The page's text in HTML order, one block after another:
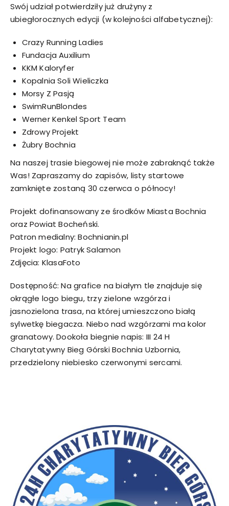
Swój udział potwierdziły już drużyny z
ubiegłorocznych edycji (w kolejności alfabetycznej):
Crazy Running Ladies
Fundacja Auxilium
KKM Kaloryfer
Kopalnia Soli Wieliczka
Morsy Z Pasją
SwimRunBlondes
Werner Kenkel Sport Team
Zdrowy Projekt
Żubry Bochnia
Na naszej trasie biegowej nie może zabraknąć także
Was! Zapraszamy do zapisów, listy startowe
zamknięte zostaną 30 czerwca o północy!
Projekt dofinansowany ze środków Miasta Bochnia
oraz Powiat Bocheński.
Patron medialny:Bochnianin.pl
Projekt logo: Patryk Salamon
Zdjęcia: KlasaFoto
Dostępność: Na grafice na białym tle znajduje się
okrągłe logo biegu, trzy zielone wzgórza i
jasnozielona trasa, na której umieszczono białą
sylwetkę biegacza. Niebo nad wzgórzami ma kolor
granatowy. Dookoła biegnie napis: III 24 H
Charytatywny Bieg Górski Bochnia Uzbornia,
przedzielony niebiesko czerwonymi sercami.